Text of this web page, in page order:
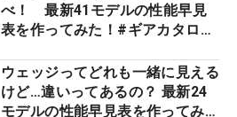
べ！ 最新41モデルの性能早見
表を作ってみた！#ギアカタログ
ウェッジってどれも一緒に見える
けど…違いってあるの？ 最新24
モデルの性能早見表を作ってみ